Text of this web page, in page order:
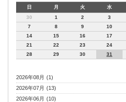
日 月 火 水
30
1 2 3
7
8 9 10
14
15 16 17
21
22 23 24
28
29 30 31
2026年08月 (1)
2026年07月 (13)
2026年06月 (10)